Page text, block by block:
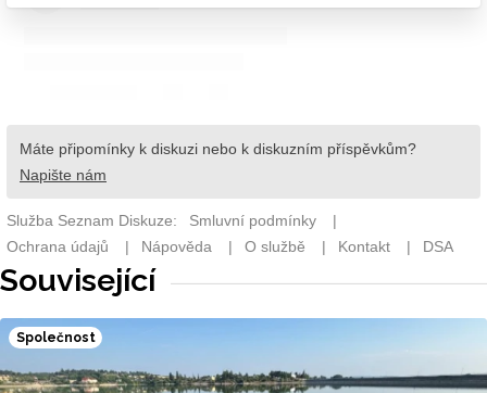
Související
Společnost